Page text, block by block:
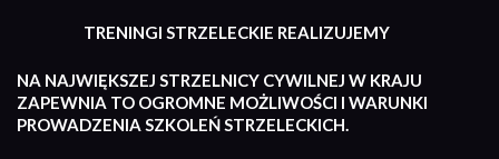
TRENINGI STRZELECKIE REALIZUJEMY
NA NAJWIĘKSZEJ STRZELNICY CYWILNEJ W KRAJU
ZAPEWNIA TO OGROMNE MOŻLIWOŚCI I WARUNKI
PROWADZENIA SZKOLEŃ STRZELECKICH.